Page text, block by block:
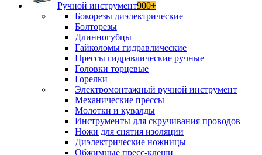
Ручной инструмент900+
Бокорезы диэлектрические
Болторезы
Длинногубцы
Гайколомы гидравлические
Прессы гидравлические ручные
Головки торцевые
Горелки
Электромонтажный ручной инструмент
Механические прессы
Молотки и кувалды
Инструменты для скручивания проводов
Ножи для снятия изоляции
Диэлектрические ножницы
Обжимные пресс-клещи